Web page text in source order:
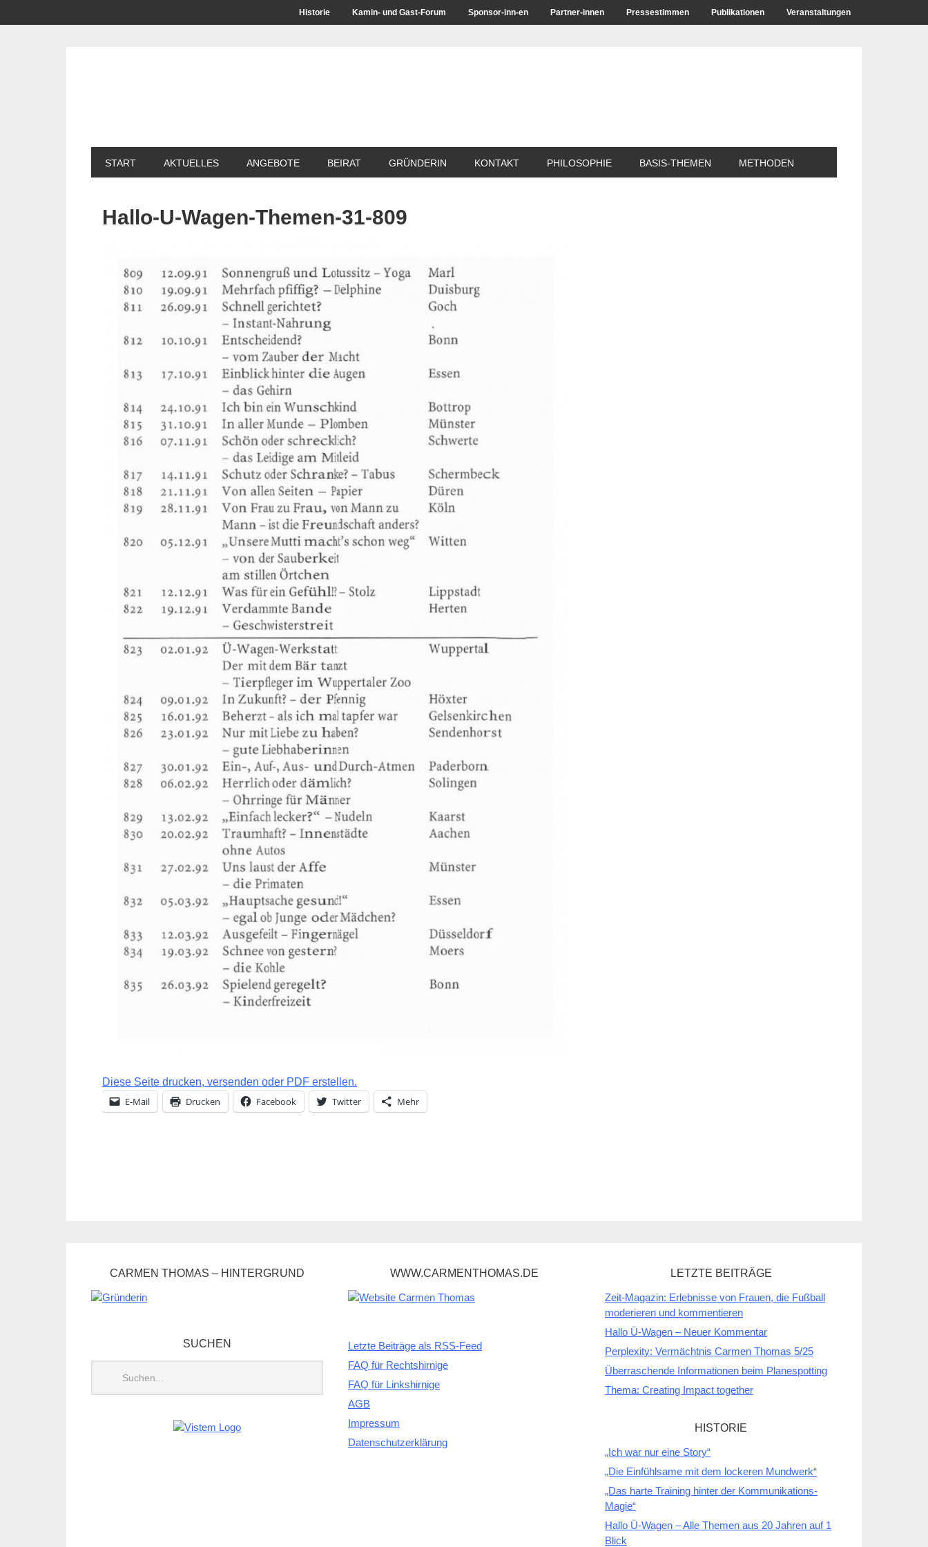
Historie Kamin- und Gast-Forum Sponsor-inn-en Partner-innen Pressestimmen Publikationen Veranstaltungen
START AKTUELLES ANGEBOTE BEIRAT GRÜNDERIN KONTAKT PHILOSOPHIE BASIS-THEMEN METHODEN
Hallo-U-Wagen-Themen-31-809
Diese Seite drucken, versenden oder PDF erstellen.
E-Mail Drucken Facebook Twitter Mehr
CARMEN THOMAS – HINTERGRUND
SUCHEN
WWW.CARMENTHOMAS.DE
Letzte Beiträge als RSS-Feed
FAQ für Rechtshirnige
FAQ für Linkshirnige
AGB
Impressum
Datenschutzerklärung
LETZTE BEITRÄGE
Zeit-Magazin: Erlebnisse von Frauen, die Fußball
moderieren und kommentieren
Hallo Ü-Wagen – Neuer Kommentar
Perplexity: Vermächtnis Carmen Thomas 5/25
Überraschende Informationen beim Planespotting
Thema: Creating Impact together
HISTORIE
„Ich war nur eine Story“
„Die Einfühlsame mit dem lockeren Mundwerk“
„Das harte Training hinter der Kommunikations-
Magie“
Hallo Ü-Wagen – Alle Themen aus 20 Jahren auf 1
Blick